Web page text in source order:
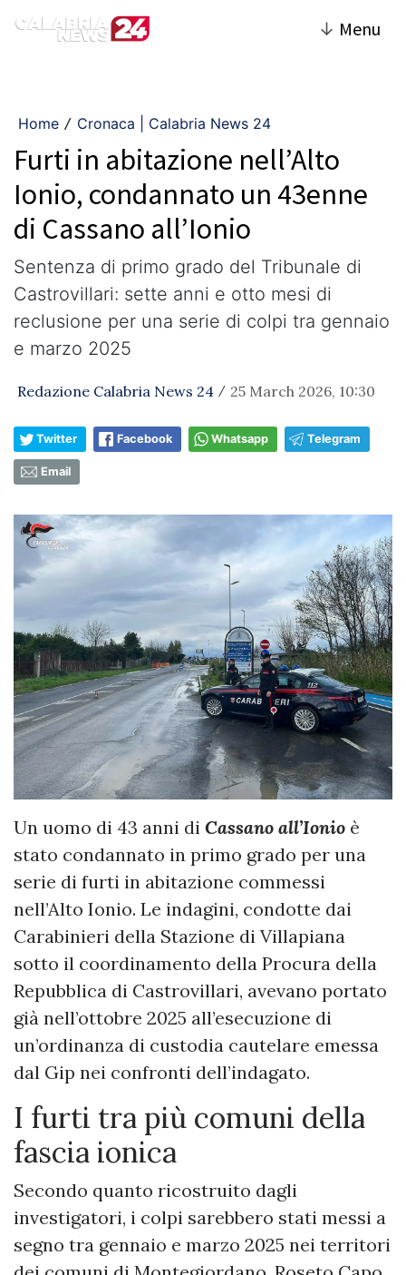
↓ Menu
Home / Cronaca | Calabria News 24
Furti in abitazione nell’Alto
Ionio, condannato un 43enne
di Cassano all’Ionio
Sentenza di primo grado del Tribunale di
Castrovillari: sette anni e otto mesi di
reclusione per una serie di colpi tra gennaio
e marzo 2025
Redazione Calabria News 24 / 25 March 2026, 10:30
Twitter Facebook Whatsapp Telegram
Email
Un uomo di 43 anni di Cassano all’Ionio è
stato condannato in primo grado per una
serie di furti in abitazione commessi
nell’Alto Ionio. Le indagini, condotte dai
Carabinieri della Stazione di Villapiana
sotto il coordinamento della Procura della
Repubblica di Castrovillari, avevano portato
già nell’ottobre 2025 all’esecuzione di
un’ordinanza di custodia cautelare emessa
dal Gip nei confronti dell’indagato.
I furti tra più comuni della
fascia ionica
Secondo quanto ricostruito dagli
investigatori, i colpi sarebbero stati messi a
segno tra gennaio e marzo 2025 nei territori